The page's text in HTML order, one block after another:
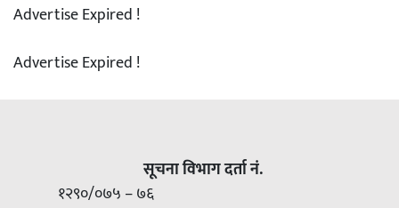
Advertise Expired !
Advertise Expired !
सूचना विभाग दर्ता नं.
१२९०/०७५ – ७६